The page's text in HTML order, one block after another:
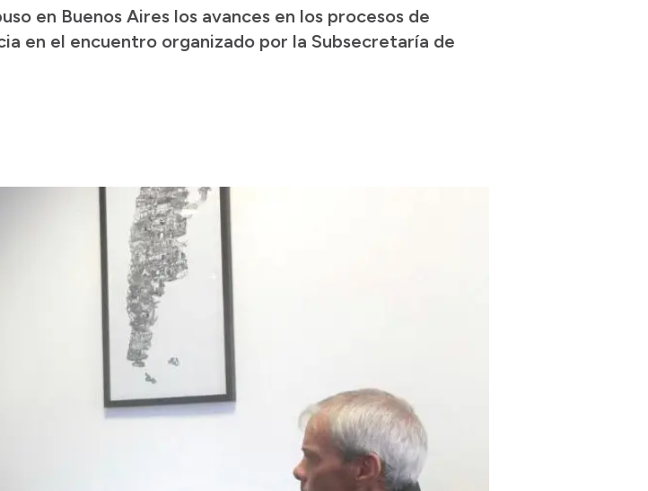
en Buenos Aires los avances en los procesos de
en el encuentro organizado por la Subsecretaría de